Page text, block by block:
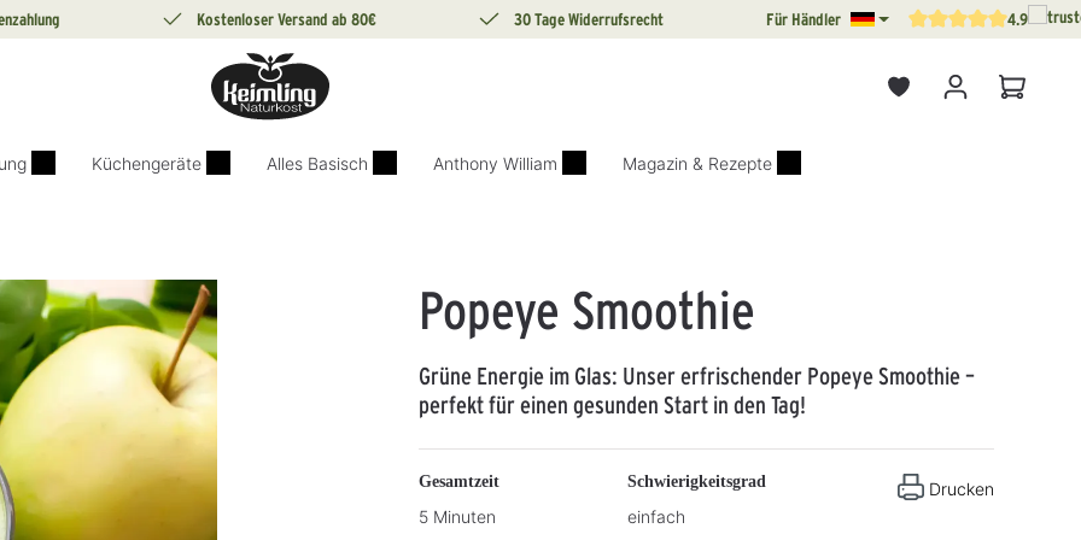
Kostenloser Versand ab 80€ 30 Tage Widerrufsrecht Für Händler Durchschnittliche4.9
Küchengeräte Alles Basisch Anthony William Magazin & Rezepte
Popeye Smoothie
Grüne Energie im Glas: Unser erfrischender Popeye Smoothie –
perfekt für einen gesunden Start in den Tag!
Gesamtzeit
5 Minuten
Schwierigkeitsgrad
einfach
Drucken